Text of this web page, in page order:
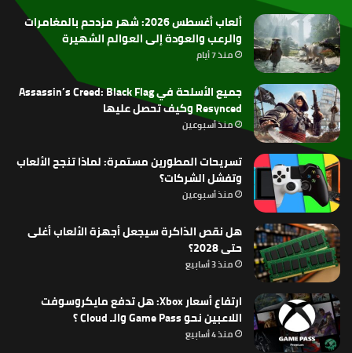
ألعاب أغسطس 2026: شهر مزدحم بالمغامرات
والرعب والعودة إلى العوالم الشهيرة
منذ 7 أيام
جميع الأسلحة في Assassin’s Creed: Black Flag
Resynced وكيف تحصل عليها
منذ أسبوعين
تسريحات المطورين مستمرة: لماذا تنجح الألعاب
وتفشل الشركات؟
منذ أسبوعين
هل نقص الذاكرة سيجعل أجهزة الألعاب أغلى
حتى 2028؟
منذ 3 أسابيع
ارتفاع أسعار Xbox: هل تدفع مايكروسوفت
اللاعبين نحو Game Pass والـ Cloud ؟
منذ 4 أسابيع